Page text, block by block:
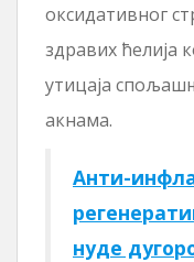
оксидативног
здравих ћелија
утицаја
акнама.
Анти-
нуде